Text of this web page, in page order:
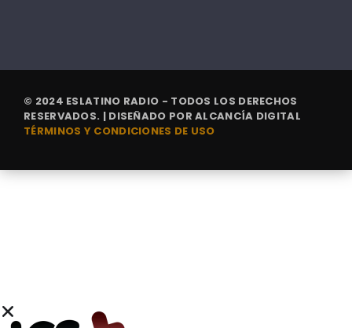
© 2024 ESLATINO RADIO - TODOS LOS DERECHOS
RESERVADOS. | DISEÑADO PORALCANCÍA DIGITAL
TÉRMINOS Y CONDICIONES DE USO